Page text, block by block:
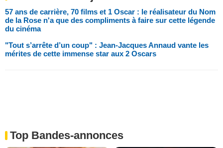
57 ans de carrière, 70 films et 1 Oscar : le réalisateur du Nom
de la Rose n'a que des compliments à faire sur cette légende
du cinéma
"Tout s’arrête d’un coup" : Jean-Jacques Annaud vante les
mérites de cette immense star aux 2 Oscars
Top Bandes-annonces